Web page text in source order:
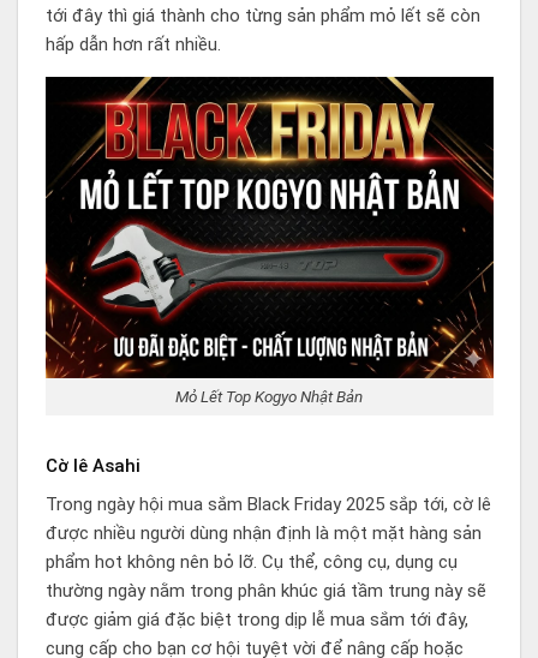
tới đây thì giá thành cho từng sản phẩm mỏ lết sẽ còn
hấp dẫn hơn rất nhiều.
Mỏ Lết Top Kogyo Nhật Bản
Cờ lê Asahi
Trong ngày hội mua sắm Black Friday 2025 sắp tới, cờ lê
được nhiều người dùng nhận định là một mặt hàng sản
phẩm hot không nên bỏ lỡ. Cụ thể, công cụ, dụng cụ
thường ngày nằm trong phân khúc giá tầm trung này sẽ
được giảm giá đặc biệt trong dịp lễ mua sắm tới đây,
cung cấp cho bạn cơ hội tuyệt vời để nâng cấp hoặc